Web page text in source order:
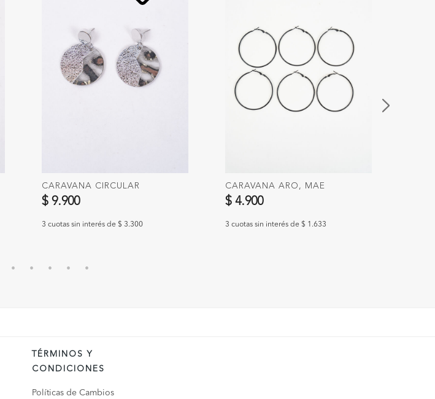
CARAVANA CIRCULAR
$ 9.900
3 cuotas sin interés de $ 3.300
CARAVANA ARO, MAE
$ 4.900
3 cuotas sin interés de $ 1.633
TÉRMINOS Y
CONDICIONES
Políticas de Cambios